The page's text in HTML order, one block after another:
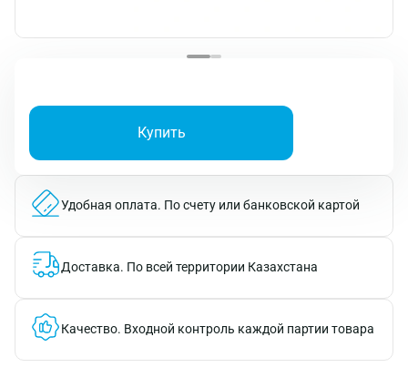
Купить
Удобная оплата. По счету или банковской картой
Доставка. По всей территории Казахстана
Качество. Входной контроль каждой партии товара